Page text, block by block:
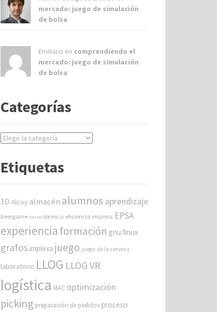
mercado: juego de simulación
de bolsa
Emiliano en comprendiendo el
mercado: juego de simulación
de bolsa
Categorías
C
e
r
s
Etiquetas
3D Alcoy almacén alumnos aprendizaje
beergame curso docencia eficiencia empresa EPSA
experiencia formación gnu/linux
grafos implexa juego juego de la cerveza
laboratorio LLOG LLOG VR
logística MAC optimización
picking preparación de pedidos proceso